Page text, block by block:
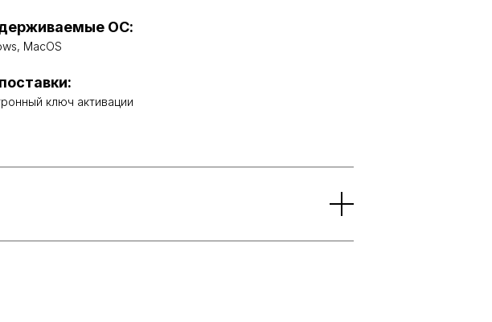
ОС:
MacOS
ключ активации